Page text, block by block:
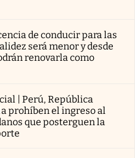
de conducir para las
será menor y desde
renovarla como
| Perú, República
prohíben el ingreso al
que posterguen la